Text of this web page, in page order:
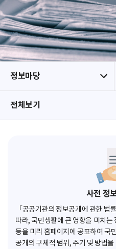
정보마당
전체보기
사전 정
「공공기관의 정보공개에 관한 법
따라, 국민생활에 큰 영향을 미치
등을 미리 홈페이지에 공표하여 국
공개의 구체적 범위, 주기 및 방법